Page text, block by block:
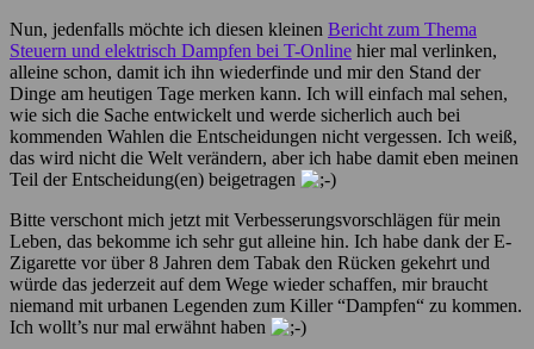
Nun, jedenfalls möchte ich diesen kleinen Bericht zum Thema
Steuern und elektrisch Dampfen bei T-Online hier mal verlinken,
alleine schon, damit ich ihn wiederfinde und mir den Stand der
Dinge am heutigen Tage merken kann. Ich will einfach mal sehen,
wie sich die Sache entwickelt und werde sicherlich auch bei
kommenden Wahlen die Entscheidungen nicht vergessen. Ich weiß,
das wird nicht die Welt verändern, aber ich habe damit eben meinen
Teil der Entscheidung(en) beigetragen
Bitte verschont mich jetzt mit Verbesserungsvorschlägen für mein
Leben, das bekomme ich sehr gut alleine hin. Ich habe dank der E-
Zigarette vor über 8 Jahren dem Tabak den Rücken gekehrt und
würde das jederzeit auf dem Wege wieder schaffen, mir braucht
niemand mit urbanen Legenden zum Killer “Dampfen“ zu kommen.
Ich wollt’s nur mal erwähnt haben